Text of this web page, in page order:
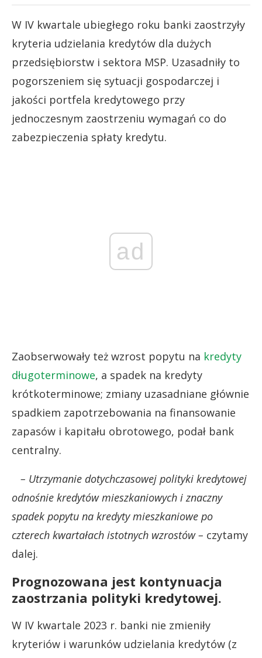
W IV kwartale ubiegłego roku banki zaostrzyły
kryteria udzielania kredytów dla dużych
przedsiębiorstw i sektora MSP. Uzasadniły to
pogorszeniem się sytuacji gospodarczej i
jakości portfela kredytowego przy
jednoczesnym zaostrzeniu wymagań co do
zabezpieczenia spłaty kredytu.
ad
Zaobserwowały też wzrost popytu na kredyty
długoterminowe, a spadek na kredyty
krótkoterminowe; zmiany uzasadniane głównie
spadkiem zapotrzebowania na finansowanie
zapasów i kapitału obrotowego, podał bank
centralny.
– Utrzymanie dotychczasowej polityki kredytowej
odnośnie kredytów mieszkaniowych i znaczny
spadek popytu na kredyty mieszkaniowe po
czterech kwartałach istotnych wzrostów – czytamy
dalej.
Prognozowana jest kontynuacja
zaostrzania polityki kredytowej.
W IV kwartale 2023 r. banki nie zmieniły
kryteriów i warunków udzielania kredytów (z